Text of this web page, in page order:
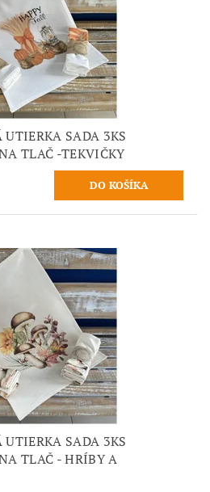
UTIERKA SADA 3KS
TLAČ -TEKVIČKY
UTIERKA SADA 3KS
TLAČ - HRÍBY A